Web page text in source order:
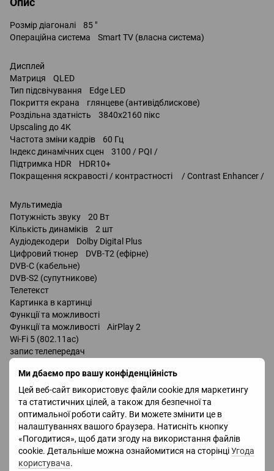
Ми дбаємо про вашу конфіденційність
Цей веб-сайт використовує файли cookie для маркетингу
та статистичних цілей, а також для безпечної та
оптимальної роботи сайту. Ви можете змінити це в
налаштуваннях вашого браузера. Натисніть кнопку
«Погодитися», щоб дати згоду на використання файлів
cookie. Детальніше можна ознайомитися на сторінціУгода
користувача.
Розмір діагоналі 85 "
Операційна система Smart TV (власна система)
Дисплей
Матриця QLED
Тип підсвічування Edge LED
Покриття екрана глянцеве (антивідблискове)
Роздільна здатність 3840x2160 пікс
Upscaling до 4K
Частота зміни кадрів 60 Гц
Індекс динамічних сцен 3100 / PQI /
Підтримка HDR HDR10+
Покращення яскравості / контрастності / Contrast Enhancer /
Мультимедіа
Потужність звуку 20 Вт
Кількість динаміків 2 шт
Аудіодекодери Dolby Digital Plus
Цифровий тюнер DVB-T2 (ефірне)
DVB-C (кабельне)
DVB-S2 (супутникове)
Телетекст
Картинка в картинці
Функції та можливості
Функції та можливості AirPlay 2
Wi-Fi 5 (802.11ac)
запис телепередач
Miracast
Bluetooth v 4.2
Bixby
Роз'єми
Входи USB
LAN
HDMI 3 шт
Версія HDMI v 2.0
Виходи оптичний